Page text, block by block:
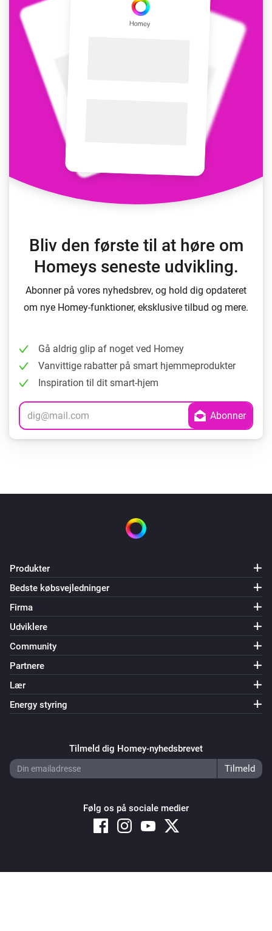
Bliv den første til at høre om
Homeys seneste udvikling.
Abonner på vores nyhedsbrev, og hold dig opdateret
om nye Homey-funktioner, eksklusive tilbud og mere.
Gå aldrig glip af noget ved Homey
Vanvittige rabatter på smart hjemmeprodukter
Inspiration til dit smart-hjem
Produkter
Bedste købsvejledninger
Firma
Udviklere
Community
Partnere
Lær
Energy styring
Tilmeld dig Homey-nyhedsbrevet
Følg os på sociale medier